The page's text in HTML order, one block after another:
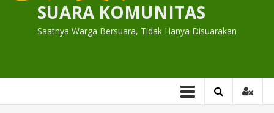
SUARA KOMUNITAS
Saatnya Warga Bersuara, Tidak Hanya Disuarakan